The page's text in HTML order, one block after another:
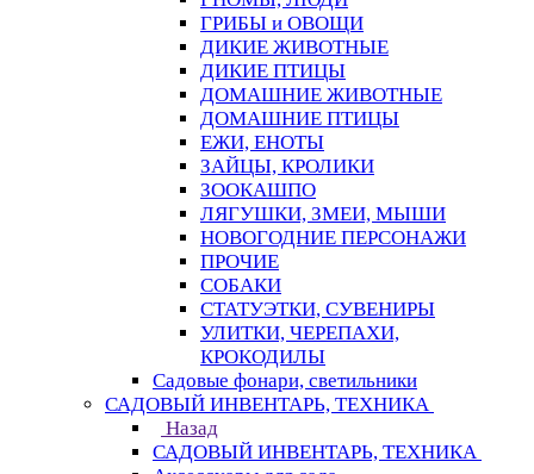
ГРИБЫ и ОВОЩИ
ДИКИЕ ЖИВОТНЫЕ
ДИКИЕ ПТИЦЫ
ДОМАШНИЕ ЖИВОТНЫЕ
ДОМАШНИЕ ПТИЦЫ
ЕЖИ, ЕНОТЫ
ЗАЙЦЫ, КРОЛИКИ
ЗООКАШПО
ЛЯГУШКИ, ЗМЕИ, МЫШИ
НОВОГОДНИЕ ПЕРСОНАЖИ
ПРОЧИЕ
СОБАКИ
СТАТУЭТКИ, СУВЕНИРЫ
УЛИТКИ, ЧЕРЕПАХИ,
КРОКОДИЛЫ
Садовые фонари, светильники
САДОВЫЙ ИНВЕНТАРЬ, ТЕХНИКА
Назад
САДОВЫЙ ИНВЕНТАРЬ, ТЕХНИКА